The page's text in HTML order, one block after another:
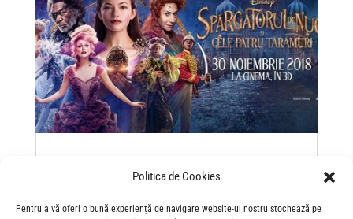
Politica de Cookies
Pentru a vă oferi o bună experiență de navigare website-ul nostru stochează pe
patru tărâmuri” este filmul care îți va aduce
by catalin Nov 28, 2018 2018 Familie